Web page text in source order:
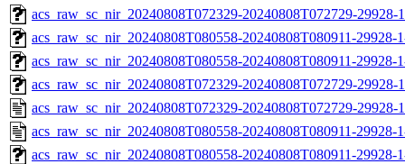
acs_raw_sc_nir_20240808T072329-20240808T072729-
acs_raw_sc_nir_20240808T080558-20240808T080911-29928-
acs_raw_sc_nir_20240808T080558-20240808T080911-29928-
acs_raw_sc_nir_20240808T072329-20240808T072729-29928-
acs_raw_sc_nir_20240808T072329-20240808T072729-29928-
acs_raw_sc_nir_20240808T080558-20240808T080911-29928-
acs_raw_sc_nir_20240808T080558-20240808T080911-29928-